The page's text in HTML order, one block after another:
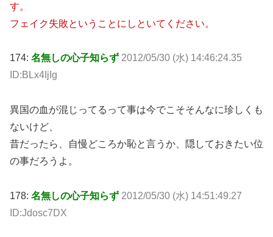
す。
フェイク失敗ということにしといてください。
174: 名無しの心子知らず 2012/05/30 (水) 14:46:24.35
ID:BLx4IjIg
異国の血が混じってるって事は今でこそそんなに珍しくも
ないけど、
昔だったら、自慢どころか恥と言うか、隠しておきたい位
の事だろうよ。
178: 名無しの心子知らず 2012/05/30 (水) 14:51:49.27
ID:Jdosc7DX